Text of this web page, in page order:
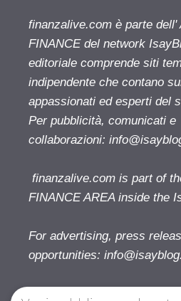
finanzalive.com è parte dell'
FINANCE del network
editoriale comprende siti
indipendente che contano
appassionati ed esperti del
Per pubblicità, comunicati e
collaborazioni:
finanzalive.com is part of
FINANCE AREA inside the
For advertising, press
opportunities: